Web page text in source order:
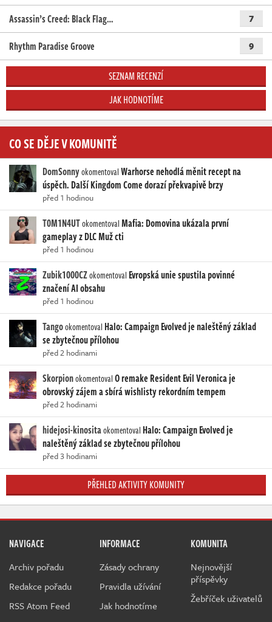
Assassin’s Creed: Black Flag… 7
Rhythm Paradise Groove 9
SEZNAM RECENZÍ
JAK HODNOTÍME
CO SE DĚJE V KOMUNITĚ
DomSonnyokomentovalWarhorse nehodlá měnit recept na
úspěch. Další Kingdom Come dorazí překvapivě brzy
před 1 hodinou
T0M1N4UTokomentovalMafia: Domovina ukázala první
gameplay z DLC Muž cti
před 1 hodinou
Zubik1000CZokomentoval Evropská unie spustila povinné
značení AI obsahu
před 1 hodinou
Tangookomentoval Halo: Campaign Evolved je naleštěný základ
se zbytečnou přílohou
před 2 hodinami
SkorpionokomentovalO remake Resident Evil Veronica je
obrovský zájem a sbírá wishlisty rekordním tempem
před 2 hodinami
hidejosi-kinositaokomentoval Halo: Campaign Evolved je
naleštěný základ se zbytečnou přílohou
před 3 hodinami
PŘEHLED AKTIVITY KOMUNITY
NAVIGACE
Archiv pořadu
Redakce pořadu
RSS Atom Feed
INFORMACE
Zásady ochrany
Pravidla užívání
Jak hodnotíme
KOMUNITA
Nejnovější
příspěvky
Žebříček uživatelů